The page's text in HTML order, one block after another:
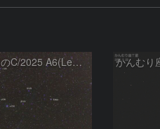
10月24日のC/2025 A6(Lemmon)とT CrB かんむり